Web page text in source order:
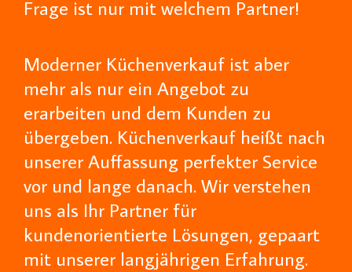
Frage ist nur mit welchem Partner!
Moderner Küchenverkauf ist aber
mehr als nur ein Angebot zu
erarbeiten und dem Kunden zu
übergeben. Küchenverkauf heißt nach
unserer Auffassung perfekter Service
vor und lange danach. Wir verstehen
uns als Ihr Partner für
kundenorientierte Lösungen, gepaart
mit unserer langjährigen Erfahrung.